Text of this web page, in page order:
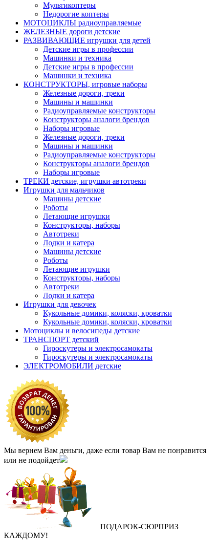
Мультикоптеры
Недорогие коптеры
МОТОЦИКЛЫ радиоуправляемые
ЖЕЛЕЗНЫЕ дороги детские
РАЗВИВАЮЩИЕ игрушки для детей
Детские игры в профессии
Машинки и техника
Детские игры в профессии
Машинки и техника
КОНСТРУКТОРЫ, игровые наборы
Железные дороги, треки
Машины и машинки
Радиоуправляемые конструкторы
Конструкторы аналоги брендов
Наборы игровые
Железные дороги, треки
Машины и машинки
Радиоуправляемые конструкторы
Конструкторы аналоги брендов
Наборы игровые
ТРЕКИ детские, игрушки автотреки
Игрушки для мальчиков
Машины детские
Роботы
Летающие игрушки
Конструкторы, наборы
Автотреки
Лодки и катера
Машины детские
Роботы
Летающие игрушки
Конструкторы, наборы
Автотреки
Лодки и катера
Игрушки для девочек
Кукольные домики, коляски, кроватки
Кукольные домики, коляски, кроватки
Мотоциклы и велосипеды детские
ТРАНСПОРТ детский
Гироскутеры и электросамокаты
Гироскутеры и электросамокаты
ЭЛЕКТРОМОБИЛИ детские
Мы вернем Вам деньги, даже если товар Вам не понравится
или не подойдет
ПОДАРОК‐СЮРПРИЗ
КАЖДОМУ!